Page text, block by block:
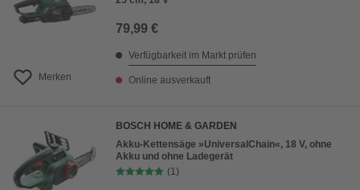
Merken
79,99 €
Verfügbarkeit im Markt prüfen
Online ausverkauft
BOSCH HOME & GARDEN
Akku-Kettensäge »UniversalChain«, 18 V, ohne
Akku und ohne Ladegerät
(1)